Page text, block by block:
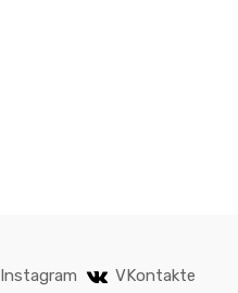
Instagram VKontakte